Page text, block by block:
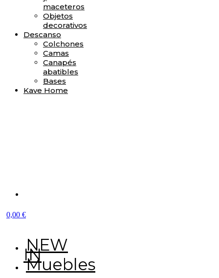
maceteros
Objetos
decorativos
Descanso
Colchones
Camas
Canapés
abatibles
Bases
Kave Home
0,00 €
NEW
IN
Muebles